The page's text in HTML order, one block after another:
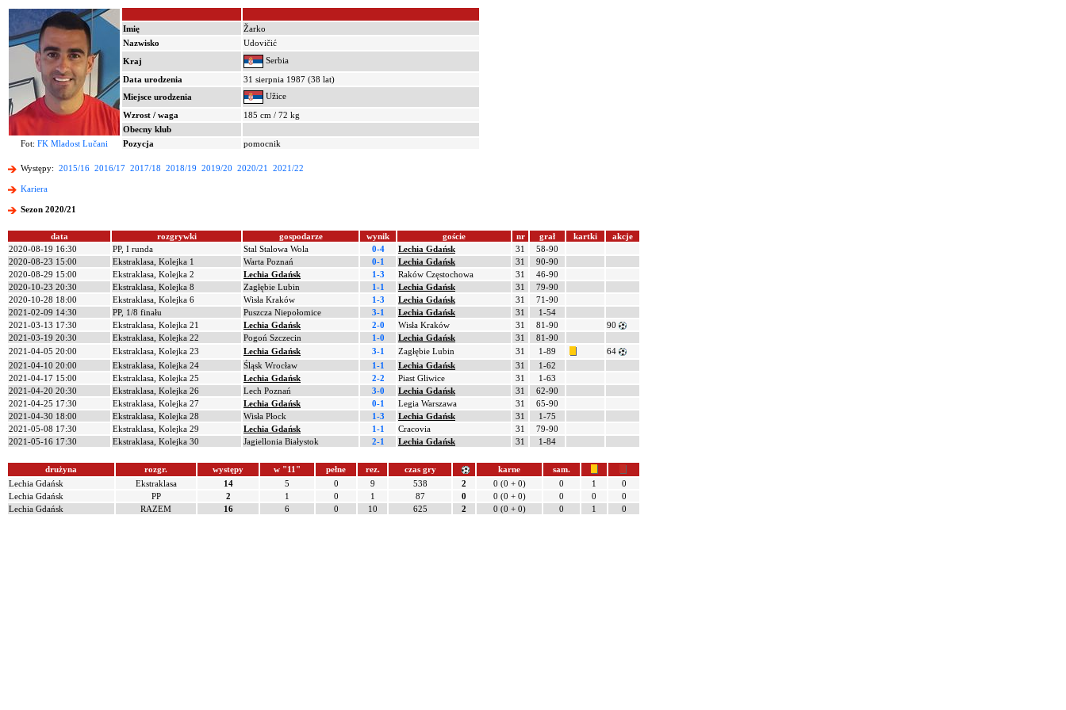
Imię
Žarko
Nazwisko
Udovičić
Kraj
Serbia
Data urodzenia
31 sierpnia 1987 (38 lat)
Miejsce urodzenia
Užice
Wzrost / waga
185 cm / 72 kg
Obecny klub
Fot: FK Mladost Lučani Pozycja pomocnik
Występy: 2015/16 2016/17 2017/18 2018/19 2019/20 2020/21 2021/22
Kariera
Sezon 2020/21
data rozgrywki gospodarze wynik goście nr grał kartki
akcje
2020-08-19 16:30
PP, I runda Stal Stalowa Wola 0-4 Lechia Gdańsk 31
58-90
2020-08-23 15:00
Ekstraklasa, Kolejka 1 Warta Poznań 0-1 Lechia Gdańsk 31
90-90
2020-08-29 15:00
Ekstraklasa, Kolejka 2 Lechia Gdańsk 1-3 Raków Częstochowa 31
46-90
2020-10-23 20:30
Ekstraklasa, Kolejka 8 Zagłębie Lubin 1-1 Lechia Gdańsk 31
79-90
2020-10-28 18:00
Ekstraklasa, Kolejka 6 Wisła Kraków 1-3 Lechia Gdańsk 31
71-90
2021-02-09 14:30
PP, 1/8 finału Puszcza Niepołomice 3-1 Lechia Gdańsk 31
1-54
2021-03-13 17:30
Ekstraklasa, Kolejka 21 Lechia Gdańsk 2-0 Wisła Kraków 31 81-90
90
2021-03-19 20:30
Ekstraklasa, Kolejka 22 Pogoń Szczecin 1-0 Lechia Gdańsk 31
81-90
2021-04-05 20:00
Ekstraklasa, Kolejka 23 Lechia Gdańsk 3-1 Zagłębie Lubin 31 1-89
64
2021-04-10 20:00
Ekstraklasa, Kolejka 24 Śląsk Wrocław 1-1 Lechia Gdańsk 31
1-62
2021-04-17 15:00
Ekstraklasa, Kolejka 25 Lechia Gdańsk 2-2 Piast Gliwice 31
1-63
2021-04-20 20:30
Ekstraklasa, Kolejka 26 Lech Poznań 3-0 Lechia Gdańsk 31
62-90
2021-04-25 17:30
Ekstraklasa, Kolejka 27 Lechia Gdańsk 0-1 Legia Warszawa 31
65-90
2021-04-30 18:00
Ekstraklasa, Kolejka 28 Wisła Płock 1-3 Lechia Gdańsk 31
1-75
2021-05-08 17:30
Ekstraklasa, Kolejka 29 Lechia Gdańsk 1-1 Cracovia 31
79-90
2021-05-16 17:30
Ekstraklasa, Kolejka 30 Jagiellonia Białystok 2-1 Lechia Gdańsk 31 1-84
drużyna rozgr. występy w "11" pełne rez. czas gry karne
sam.
Lechia Gdańsk
Ekstraklasa 14 5 0 9 538 2 0 (0 + 0) 0 1
0
Lechia Gdańsk
PP 2 1 0 1 87 0 0 (0 + 0) 0 0
0
Lechia Gdańsk
RAZEM 16 6 0 10 625 2 0 (0 + 0) 0 1 0